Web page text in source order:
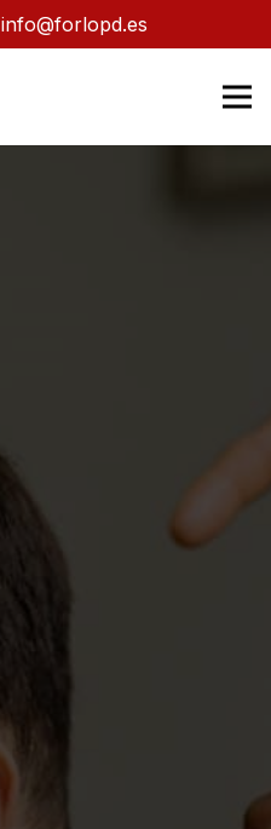
info@forlopd.es